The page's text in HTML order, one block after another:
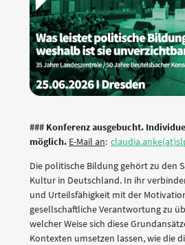
### Konferenz ausgebucht.
möglich. E-Mail an:
Die politische Bildung gehört zu den
Kultur in Deutschland. In ihr
und Urteilsfähigkeit mit der
gesellschaftliche Verantwortung zu
welcher Weise sich diese
Kontexten umsetzen lassen, wie die